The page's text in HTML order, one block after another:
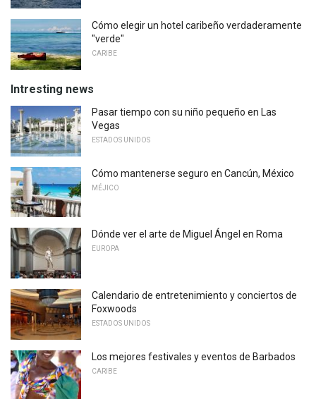
Cómo elegir un hotel caribeño verdaderamente
"verde"
CARIBE
Intresting news
Pasar tiempo con su niño pequeño en Las
Vegas
ESTADOS UNIDOS
Cómo mantenerse seguro en Cancún, México
MÉJICO
Dónde ver el arte de Miguel Ángel en Roma
EUROPA
Calendario de entretenimiento y conciertos de
Foxwoods
ESTADOS UNIDOS
Los mejores festivales y eventos de Barbados
CARIBE